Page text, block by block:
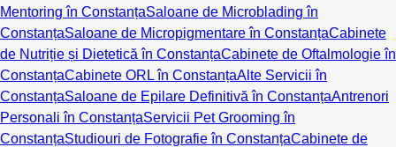
Mentoring în ConstanțaSaloane de Microblading în
ConstanțaSaloane de Micropigmentare în ConstanțaCabinete
de Nutriție și Dietetică în ConstanțaCabinete de Oftalmologie în
ConstanțaCabinete ORL în ConstanțaAlte Servicii în
ConstanțaSaloane de Epilare Definitivă în ConstanțaAntrenori
Personali în ConstanțaServicii Pet Grooming în
ConstanțaStudiouri de Fotografie în ConstanțaCabinete de